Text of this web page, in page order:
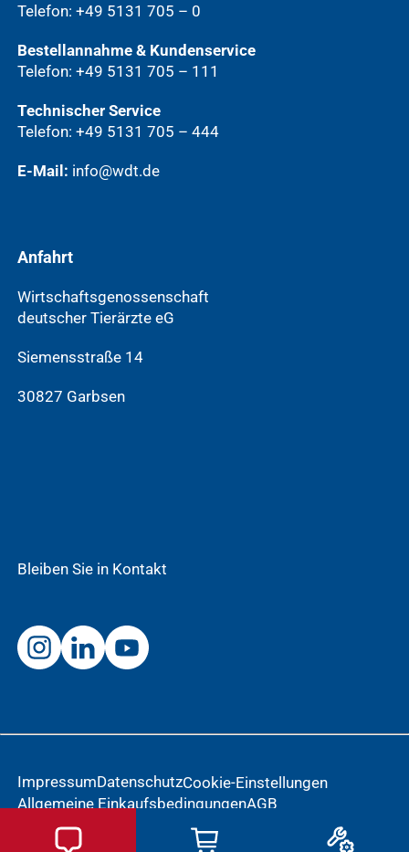
Telefon: +49 5131 705 – 0
Bestellannahme & Kundenservice
Telefon: +49 5131 705 – 111
Technischer Service
Telefon: +49 5131 705 – 444
E-Mail: info@wdt.de
Anfahrt
Wirtschaftsgenossenschaft
deutscher Tierärzte eG
Siemensstraße 14
30827 Garbsen
Bleiben Sie in Kontakt
ImpressumDatenschutzCookie-Einstellungen
Allgemeine EinkaufsbedingungenAGB
Meldung einer Nebenwirkung